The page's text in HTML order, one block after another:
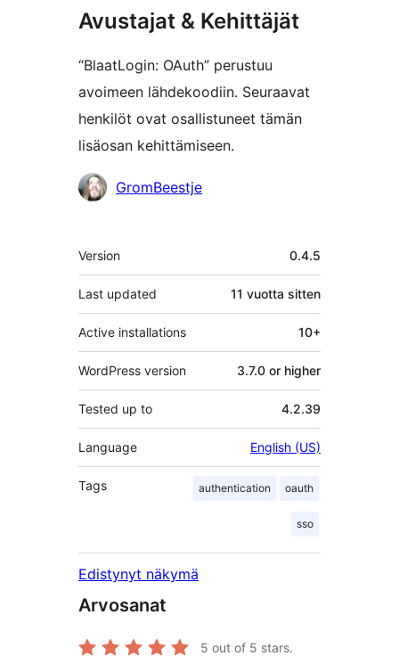
Avustajat & Kehittäjät
“BlaatLogin: OAuth” perustuu
avoimeen lähdekoodiin. Seuraavat
henkilöt ovat osallistuneet tämän
lisäosan kehittämiseen.
AvustajatGromBeestje
Metatiedot
Version 0.4.5
Last updated 11 vuotta sitten
Active installations 10+
WordPress version 3.7.0 or higher
Tested up to 4.2.39
Language English (US)
Tags authentication oauth
sso
Edistynyt näkymä
Arvosanat
5 out of 5 stars.